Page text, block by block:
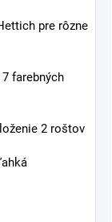
pre rôzne
farebných
2 roštov